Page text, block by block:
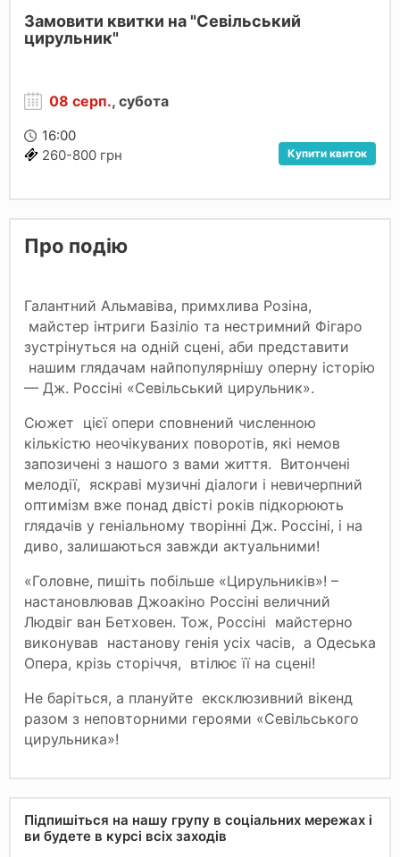
Замовити квитки на "Севільський
цирульник"
08 серп., субота
16:00
260-800 грн
Купити квиток
Про подію
Галантний Альмавіва, примхлива Розіна,
майстер інтриги Базіліо та нестримний Фігаро
зустрінуться на одній сцені, аби представити
нашим глядачам найпопулярнішу оперну історію
— Дж. Россіні «Севільський цирульник».
Сюжет цієї опери сповнений численною
кількістю неочікуваних поворотів, які немов
запозичені з нашого з вами життя. Витончені
мелодії, яскраві музичні діалоги і невичерпний
оптимізм вже понад двісті років підкорюють
глядачів у геніальному творінні Дж. Россіні, і на
диво, залишаються завжди актуальними!
«Головне, пишіть побільше «Цирульників»! –
настановлював Джоакіно Россіні величний
Людвіг ван Бетховен. Тож, Россіні майстерно
виконував настанову генія усіх часів, а Одеська
Опера, крізь сторіччя, втілює її на сцені!
Не баріться, а плануйте ексклюзивний вікенд
разом з неповторними героями «Севільського
цирульника»!
Підпишіться на нашу групу в соціальних мережах і
ви будете в курсі всіх заходів